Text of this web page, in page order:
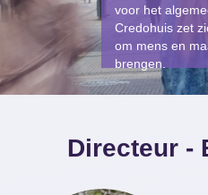
voor het
Credohuis zet
om mens en
brengen.
Directeur -